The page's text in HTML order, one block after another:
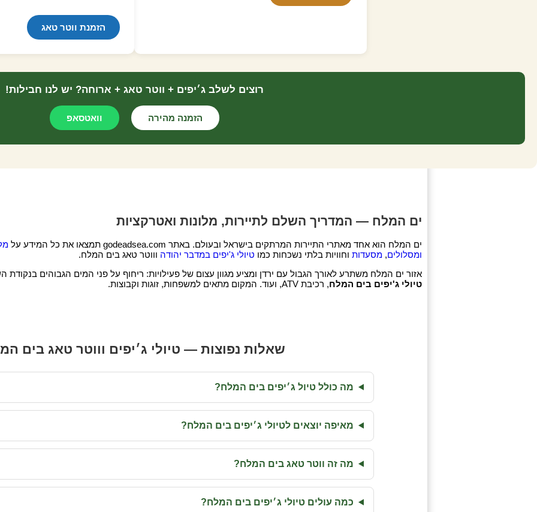
הזמנת ווטר טאג
רוצים לשלב ג׳יפים + ווטר טאג + ארוחה? יש לנו חבילות!
הזמנה מהירה וואטסאפ
ים המלח — המדריך השלם לתיירות, מלונות ואטרקציות
ים המלח הוא אחד מאתרי התיירות המרתקים בישראל ובעולם. באתר godeadsea.com תמצאו את כל המידע על
ומסלולים, מסעדות וחוויות בלתי נשכחות כמו טיולי ג'יפים במדבר יהודה וווטר טאג בים המלח.
אזור ים המלח משתרע לאורך הגבול עם ירדן ומציע מגוון עצום של פעילויות: ריחוף על פני המים הגבוהים בנקודת
טיולי ג'יפים בים המלח, רכיבת ATV, ועוד. המקום מתאים למשפחות, זוגות וקבוצות.
שאלות נפוצות — טיולי ג׳יפים וווטר טאג בים
מה כולל טיול ג׳יפים בים המלח?
מאיפה יוצאים לטיולי ג׳יפים בים המלח?
מה זה ווטר טאג בים המלח?
כמה עולים טיולי ג׳יפים בים המלח?